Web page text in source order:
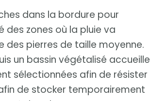
dans la bordure pour
des zones où la pluie va
des pierres de taille moyenne.
un bassin végétalisé accueille
sélectionnées afin de résister
de stocker temporairement